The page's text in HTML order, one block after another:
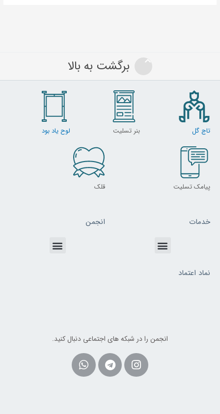
برگشت به بالا
تاج گل بنر تسلیت لوح یاد بود
پیامک تسلیت قلک
خدمات
Menu
انجمن
Menu
نماد اعتماد
انجمن را در شبکه های اجتماعی دنبال کنید.
Instagram
Telegram
Whatsapp